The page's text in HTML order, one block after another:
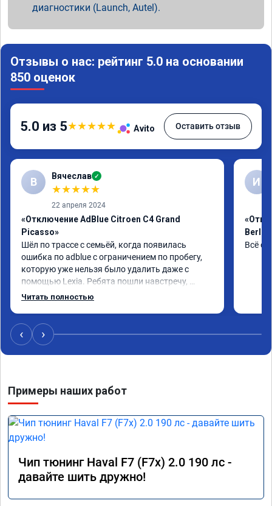
диагностики (Launch, Autel).
Отзывы о нас: рейтинг 5.0 на основании
850 оценок
5.0 из 5★★★★★ Avito Оставить отзыв
В Вячеслав ✓
★★★★★
22 апреля 2024
«Отключение AdBlue Citroen C4 Grand
Picasso»
Шёл по трассе с семьёй, когда появилась
ошибка по adblue с ограничением по пробегу,
которую уже нельзя было удалить даже с
помощью Lexia. Ребята пошли навстречу,
оперативно приняли и за час отшили как
Читать полностью
И
Всё
‹ ›
Примеры наших работ
Чип тюнинг Haval F7 (F7x) 2.0 190 лс -
давайте шить дружно!